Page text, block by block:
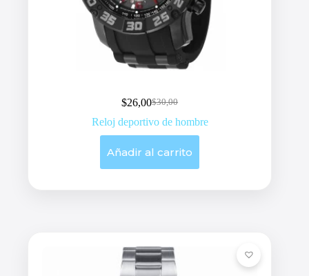
$30,00
Original
price
$26,00Current
price
Reloj deportivo de hombre
Añadir al carrito